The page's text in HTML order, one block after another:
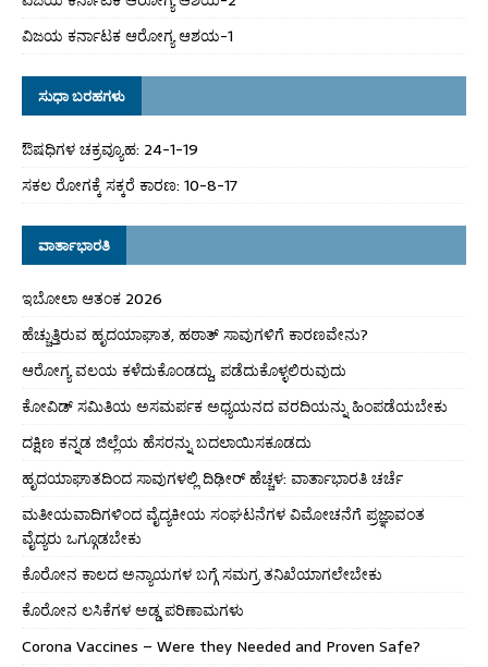
ವಿಜಯ ಕರ್ನಾಟಕ ಆರೋಗ್ಯ ಆಶಯ-1
ಸುಧಾ ಬರಹಗಳು
ಔಷಧಿಗಳ ಚಕ್ರವ್ಯೂಹ: 24-1-19
ಸಕಲ ರೋಗಕ್ಕೆ ಸಕ್ಕರೆ ಕಾರಣ: 10-8-17
ವಾರ್ತಾಭಾರತಿ
ಇಬೋಲಾ ಆತಂಕ 2026
ಹೆಚ್ಚುತ್ತಿರುವ ಹೃದಯಾಘಾತ, ಹಠಾತ್ ಸಾವುಗಳಿಗೆ ಕಾರಣವೇನು?
ಆರೋಗ್ಯ ವಲಯ ಕಳೆದುಕೊಂಡದ್ದು, ಪಡೆದುಕೊಳ್ಳಲಿರುವುದು
ಕೋವಿಡ್ ಸಮಿತಿಯ ಅಸಮರ್ಪಕ ಅಧ್ಯಯನದ ವರದಿಯನ್ನು ಹಿಂಪಡೆಯಬೇಕು
ದಕ್ಷಿಣ ಕನ್ನಡ ಜಿಲ್ಲೆಯ ಹೆಸರನ್ನು ಬದಲಾಯಿಸಕೂಡದು
ಹೃದಯಾಘಾತದಿಂದ ಸಾವುಗಳಲ್ಲಿ ದಿಢೀರ್ ಹೆಚ್ಚಳ: ವಾರ್ತಾಭಾರತಿ ಚರ್ಚೆ
ಮತೀಯವಾದಿಗಳಿಂದ ವೈದ್ಯಕೀಯ ಸಂಘಟನೆಗಳ ವಿಮೋಚನೆಗೆ ಪ್ರಜ್ಞಾವಂತ
ವೈದ್ಯರು ಒಗ್ಗೂಡಬೇಕು
ಕೊರೋನ ಕಾಲದ ಅನ್ಯಾಯಗಳ ಬಗ್ಗೆ ಸಮಗ್ರ ತನಿಖೆಯಾಗಲೇಬೇಕು
ಕೊರೋನ ಲಸಿಕೆಗಳ ಅಡ್ಡ ಪರಿಣಾಮಗಳು
Corona Vaccines – Were they Needed and Proven Safe?